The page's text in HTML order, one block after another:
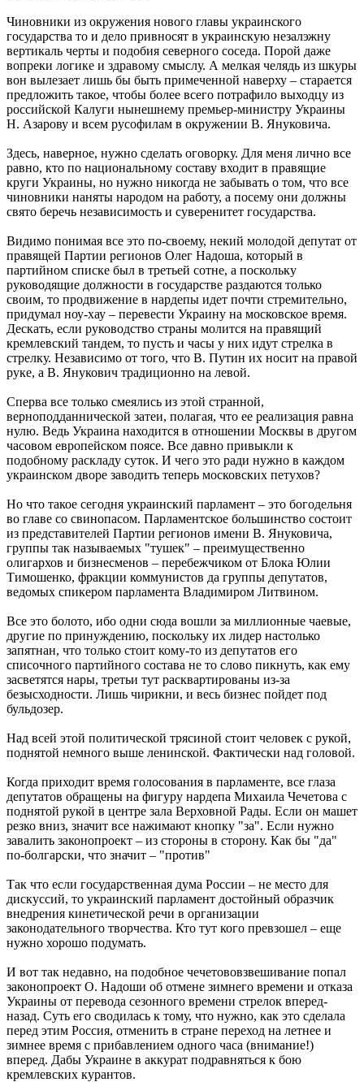
Чиновники из окружения нового главы украинского
государства то и дело привносят в украинскую незалэжну
вертикаль черты и подобия северного соседа. Порой даже
вопреки логике и здравому смыслу. А мелкая челядь из шкуры
вон вылезает лишь бы быть примеченной наверху – старается
предложить такое, чтобы более всего потрафило выходцу из
российской Калуги нынешнему премьер-министру Украины
Н. Азарову и всем русофилам в окружении В. Януковича.
Здесь, наверное, нужно сделать оговорку. Для меня лично все
равно, кто по национальному составу входит в правящие
круги Украины, но нужно никогда не забывать о том, что все
чиновники наняты народом на работу, а посему они должны
свято беречь независимость и суверенитет государства.
Видимо понимая все это по-своему, некий молодой депутат от
правящей Партии регионов Олег Надоша, который в
партийном списке был в третьей сотне, а поскольку
руководящие должности в государстве раздаются только
своим, то продвижение в нардепы идет почти стремительно,
придумал ноу-хау – перевести Украину на московское время.
Дескать, если руководство страны молится на правящий
кремлевский тандем, то пусть и часы у них идут стрелка в
стрелку. Независимо от того, что В. Путин их носит на правой
руке, а В. Янукович традиционно на левой.
Сперва все только смеялись из этой странной,
верноподданнической затеи, полагая, что ее реализация равна
нулю. Ведь Украина находится в отношении Москвы в другом
часовом европейском поясе. Все давно привыкли к
подобному раскладу суток. И чего это ради нужно в каждом
украинском дворе заводить теперь московских петухов?
Но что такое сегодня украинский парламент – это богодельня
во главе со свинопасом. Парламентское большинство состоит
из представителей Партии регионов имени В. Януковича,
группы так называемых "тушек" – преимущественно
олигархов и бизнесменов – перебежчиком от Блока Юлии
Тимошенко, фракции коммунистов да группы депутатов,
ведомых спикером парламента Владимиром Литвином.
Все это болото, ибо одни сюда вошли за миллионные чаевые,
другие по принуждению, поскольку их лидер настолько
запятнан, что только стоит кому-то из депутатов его
списочного партийного состава не то слово пикнуть, как ему
засветятся нары, третьи тут расквартированы из-за
безысходности. Лишь чирикни, и весь бизнес пойдет под
бульдозер.
Над всей этой политической трясиной стоит человек с рукой,
поднятой немного выше ленинской. Фактически над головой.
Когда приходит время голосования в парламенте, все глаза
депутатов обращены на фигуру нардепа Михаила Чечетова с
поднятой рукой в центре зала Верховной Рады. Если он машет
резко вниз, значит все нажимают кнопку "за". Если нужно
завалить законопроект – из стороны в сторону. Как бы "да"
по-болгарски, что значит – "против"
Так что если государственная дума России – не место для
дискуссий, то украинский парламент достойный образчик
внедрения кинетической речи в организации
законодательного творчества. Кто тут кого превзошел – еще
нужно хорошо подумать.
И вот так недавно, на подобное чечетововзвешивание попал
законопроект О. Надоши об отмене зимнего времени и отказа
Украины от перевода сезонного времени стрелок вперед-
назад. Суть его сводилась к тому, что нужно, как это сделала
перед этим Россия, отменить в стране переход на летнее и
зимнее время с прибавлением одного часа (внимание!)
вперед. Дабы Украине в аккурат подравняться к бою
кремлевских курантов.